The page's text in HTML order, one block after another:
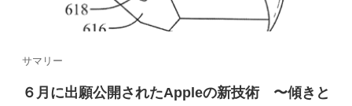
サマリー
６月に出願公開されたAppleの新技術 〜傾きと